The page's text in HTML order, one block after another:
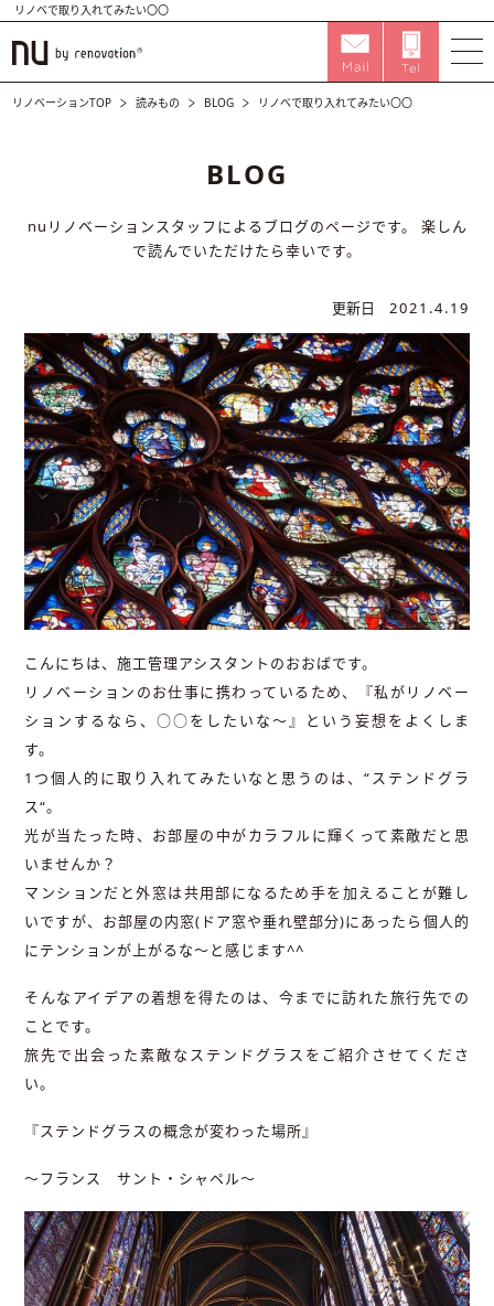
リノベで取り入れてみたい〇〇
リノベーションTOP 読みもの BLOG リノベで取り入れてみたい〇〇
BLOG
nuリノベーションスタッフによるブログのページです。
楽しん
で読んでいただけたら幸いです。
更新日 2021.4.19
こんにちは、施工管理アシスタントのおおばです。
リノベーションのお仕事に携わっているため、『私がリノベー
ションするなら、○○をしたいな〜』という妄想をよくしま
す。
1つ個人的に取り入れてみたいなと思うのは、“ステンドグラ
ス“。
光が当たった時、お部屋の中がカラフルに輝くって素敵だと思
いませんか？
マンションだと外窓は共用部になるため手を加えることが難し
いですが、お部屋の内窓(ドア窓や垂れ壁部分)にあったら個人的
にテンションが上がるな〜と感じます^^
そんなアイデアの着想を得たのは、今までに訪れた旅行先での
ことです。
旅先で出会った素敵なステンドグラスをご紹介させてくださ
い。
『ステンドグラスの概念が変わった場所』
～フランス サント・シャペル～